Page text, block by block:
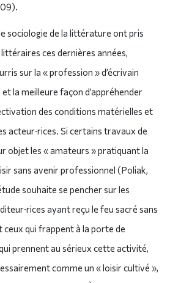
sociologie de la littérature ont pris
ces dernières années,
sur la « profession » d’écrivain
la meilleure façon d’appréhender
des conditions matérielles et
acteur·rices. Si certains travaux de
objet les « amateurs » pratiquant la
sans avenir professionnel (Poliak,
souhaite se pencher sur les
ayant reçu le feu sacré sans
ceux qui frappent à la porte de
prennent au sérieux cette activité,
comme un « loisir cultivé »,